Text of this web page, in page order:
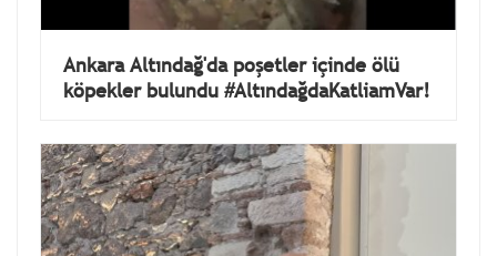
Ankara Altındağ'da poşetler içinde ölü
köpekler bulundu #AltındağdaKatliamVar!